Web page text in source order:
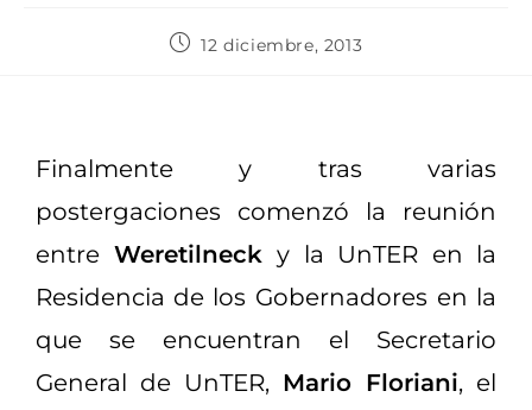
12 diciembre, 2013
Finalmente y tras varias
postergaciones comenzó la reunión
entre Weretilneck y la UnTER en la
Residencia de los Gobernadores en la
que se encuentran el Secretario
General de UnTER, Mario Floriani, el